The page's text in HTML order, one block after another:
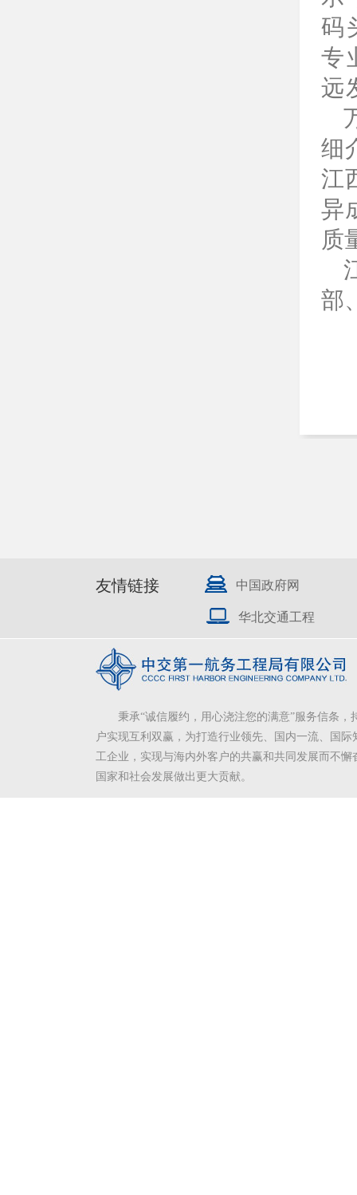
码
专
远
细
江
异
质
部
友情链接 中国政府网
华北交通工程
秉承“诚信履约，用心浇注您的满意”服务信条，
户实现互利双赢，为打造行业领先、国内一流、国际
工企业，实现与海内外客户的共赢和共同发展而不懈
国家和社会发展做出更大贡献。